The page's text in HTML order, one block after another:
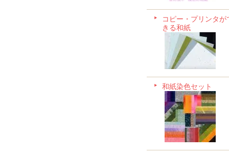
コピー・プリンタが
きる和紙
和紙染色セット